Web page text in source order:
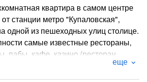
квартира в самом центре
станции метро "Купаловская",
одной из пешеходных улиц столице.
самые известные рестораны,
пабы, кафе, казино (ресторан
Paris, казино Royal и др.), рядом
Национальный художественный
еще